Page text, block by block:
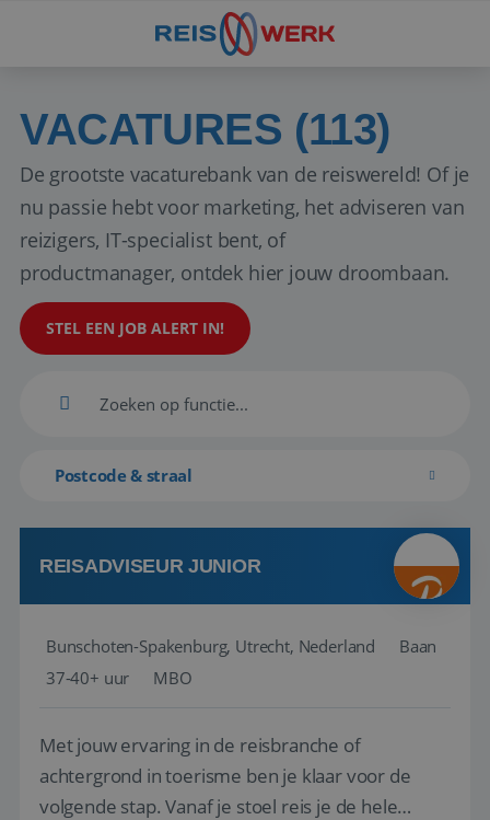
VACATURES (113)
De grootste vacaturebank van de reiswereld! Of je
nu passie hebt voor marketing, het adviseren van
reizigers, IT-specialist bent, of
productmanager, ontdek hier jouw droombaan.
STEL EEN JOB ALERT IN!
Postcode & straal
REISADVISEUR JUNIOR
Bunschoten-Spakenburg, Utrecht, Nederland
Baan
37-40+ uur
MBO
Met jouw ervaring in de reisbranche of
achtergrond in toerisme ben je klaar voor de
volgende stap. Vanaf je stoel reis je de hele